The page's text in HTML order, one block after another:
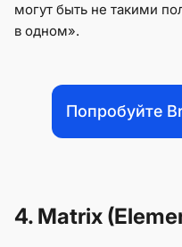
могут быть не такими
в одном».
Попробуйте
4. Matrix